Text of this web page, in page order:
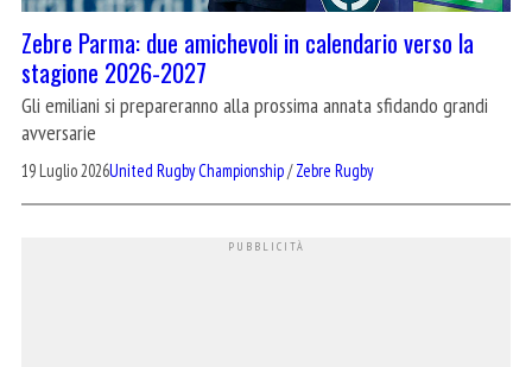
Zebre Parma: due amichevoli in calendario verso la
stagione 2026-2027
Gli emiliani si prepareranno alla prossima annata sfidando grandi
avversarie
19 Luglio 2026United Rugby Championship/Zebre Rugby